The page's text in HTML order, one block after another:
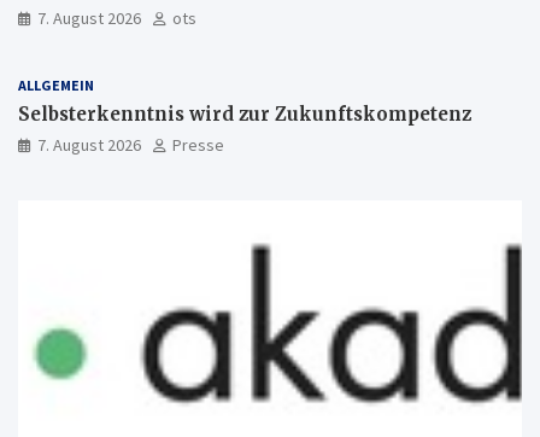
7. August 2026 ots
ALLGEMEIN
Selbsterkenntnis wird zur Zukunftskompetenz
7. August 2026 Presse